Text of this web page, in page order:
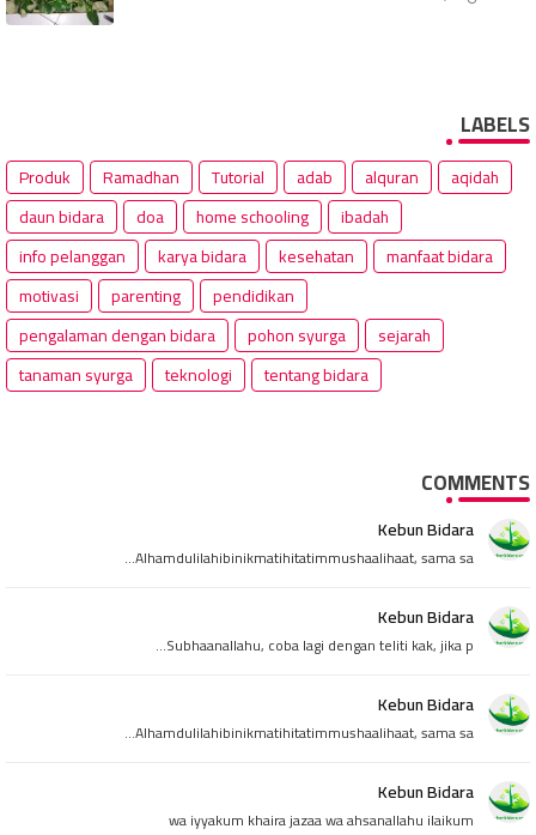
LABELS
Produk Ramadhan Tutorial adab alquran
aqidah
daun bidara
doa home schooling
ibadah
info pelanggan
karya bidara kesehatan
manfaat bidara
motivasi
parenting
pendidikan
pengalaman dengan bidara
pohon syurga
sejarah
tanaman syurga
teknologi tentang bidara
COMMENTS
Kebun Bidara
Alhamdulilahibinikmatihitatimmushaalihaat, sama sa...
Kebun Bidara
Subhaanallahu, coba lagi dengan teliti kak, jika p...
Kebun Bidara
Alhamdulilahibinikmatihitatimmushaalihaat, sama sa...
Kebun Bidara
wa iyyakum khaira jazaa wa ahsanallahu ilaikum